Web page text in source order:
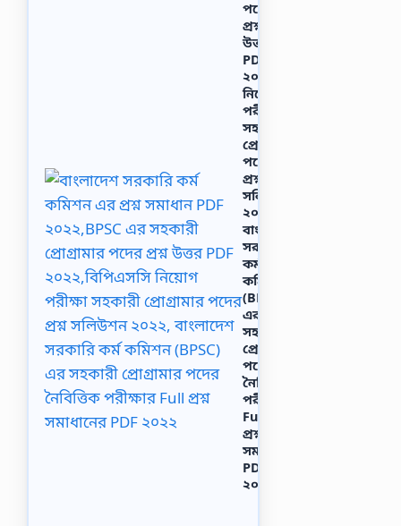
পদের
প্রশ্ন
উত্তর
PDF
২০২২,বিপিএসসি
নিয়োগ
পরীক্ষা
সহকারী
প্রোগ্রামার
পদের
প্রশ্ন
সলিউশন
২০২২,
বাংলাদেশ
সরকারি
কর্ম
কমিশন
(BPSC)
এর
সহকারী
প্রোগ্রামার
পদের
নৈবিত্তিক
পরীক্ষার
Full
প্রশ্ন
সমাধানের
PDF
২০২২